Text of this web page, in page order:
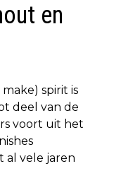
en
spirit is
deel van de
voort uit het
al vele jaren